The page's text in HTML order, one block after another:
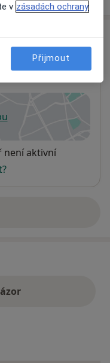
v nové záložce
není aktivní
v zásadách ochrany
Přijmout